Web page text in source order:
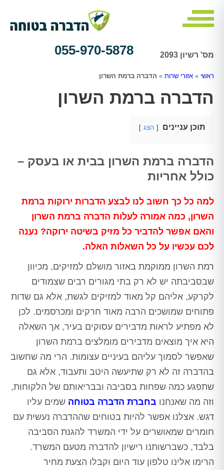
מס' רשיון 2093 055-970-5878
ראשי » אזורי שרות » הדברה ברמת השרון
הדברה ברמת השרון
תוכן עניינים הצג
הדברה ברמת השרון בבית או בעסק –
כולל אחריות
למה כל כך חשוב לנו לבצע הדברות ירוקות ברמת
השרון, כמה אמורה לעלות הדברה ברמת השרון
והאם אפשר להדביר כל מזיק בשיטה ירוקה? נענה
לכם עכשיו על כל השאלות האלה.
רמת השרון ממוקמת באזור מושלם למזיקים, מכיוון
שבסביבתה יש לא רק בתי מגורים רבים שצמודים
לקרקע, אליהם קל מאוד למזיקים לגשת, אלא גם שדות
פתוחים שמושכים הרבה מאוד חרקים ומכרסמים. לכן
לא מפתיע לראות מדבירים עסוקים בעיר, אך השאלה
היא איך מוצאים מדבירים מומלצים ברמת השרון
שאפשר לסמוך עליהם בעיניים עצומות. הרי מה שחשוב
בהדברה זה לא רק שתיעשה היטב ותעבוד, אלא גם
שתפגע כמה שפחות בסביבה ובבריאותם של הלקוחות,
וזה מה שאנחנו בחברת הדברה בטוחה שמים עליו
דגש. אצלנו אפשר להיות בטוחים שההדברה נעשית עם
חומרים שמאושרים על ידי המשרד להגנת הסביבה
בלבד, כשברשותנו רישיון להדברה מטעם המשרד.
הרימו אלינו טלפון עוד היום וקבלו הצעת מחיר